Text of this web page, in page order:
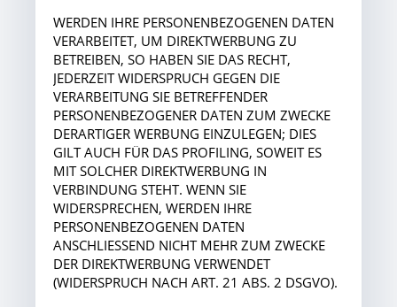
WERDEN IHRE PERSONENBEZOGENEN DATEN
VERARBEITET, UM DIREKTWERBUNG ZU
BETREIBEN, SO HABEN SIE DAS RECHT,
JEDERZEIT WIDERSPRUCH GEGEN DIE
VERARBEITUNG SIE BETREFFENDER
PERSONENBEZOGENER DATEN ZUM ZWECKE
DERARTIGER WERBUNG EINZULEGEN; DIES
GILT AUCH FÜR DAS PROFILING, SOWEIT ES
MIT SOLCHER DIREKTWERBUNG IN
VERBINDUNG STEHT. WENN SIE
WIDERSPRECHEN, WERDEN IHRE
PERSONENBEZOGENEN DATEN
ANSCHLIESSEND NICHT MEHR ZUM ZWECKE
DER DIREKTWERBUNG VERWENDET
(WIDERSPRUCH NACH ART. 21 ABS. 2 DSGVO).